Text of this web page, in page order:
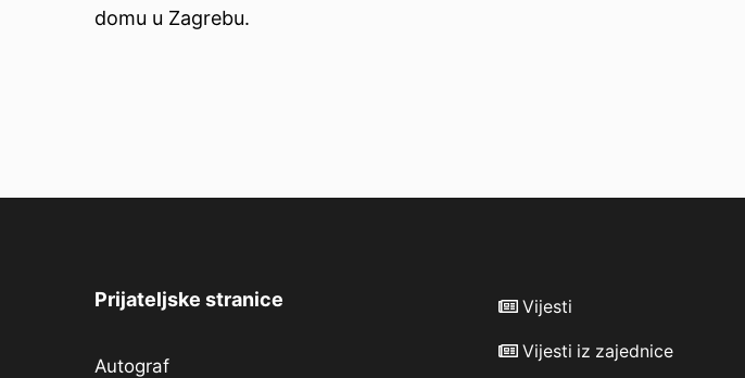
domu u Zagrebu.
Prijateljske stranice
Autograf
Vijesti
Vijesti iz zajednice